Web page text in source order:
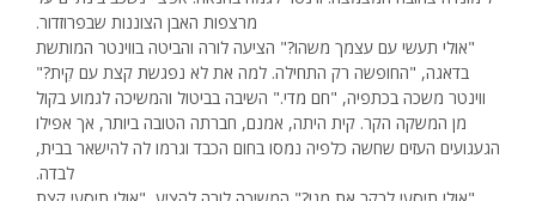
מרצפות האבן הצוננות שבפרוזדור.
"אולי תעשי עם עצמך משהו?" הציעה לורה והביטה בווינטר המותשת
בדאגה, "החופשה רק התחילה. למה את לא נפגשת קצת עם קִית?"
ווינטר משכה בכתפיה, "חם מדי." השיבה בביטול והמשיכה לגמוע בקול
מן המשקה הקר. קית היתה, אמנם, חברתה הטובה ביותר, אך אפילו
הגעגועים העזים שחשה כלפיה נמסו בחום הכבד וגרמו לה להישאר בבית,
לבדה.